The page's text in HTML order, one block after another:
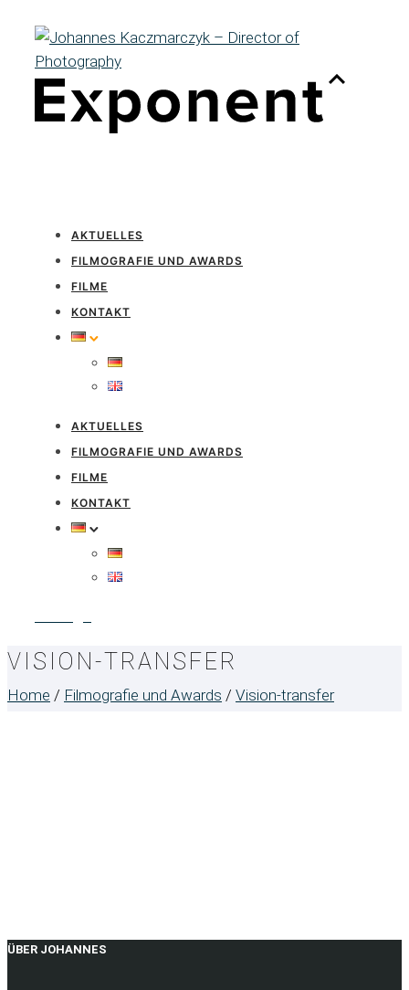
AKTUELLES
FILMOGRAFIE UND AWARDS
FILME
KONTAKT
AKTUELLES
FILMOGRAFIE UND AWARDS
FILME
KONTAKT
VISION-TRANSFER
Home / Filmografie und Awards / Vision-transfer
ÜBER JOHANNES